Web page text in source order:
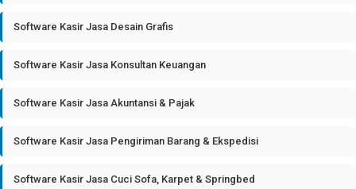
Software Kasir Jasa Desain Grafis
Software Kasir Jasa Konsultan Keuangan
Software Kasir Jasa Akuntansi & Pajak
Software Kasir Jasa Pengiriman Barang & Ekspedisi
Software Kasir Jasa Cuci Sofa, Karpet & Springbed